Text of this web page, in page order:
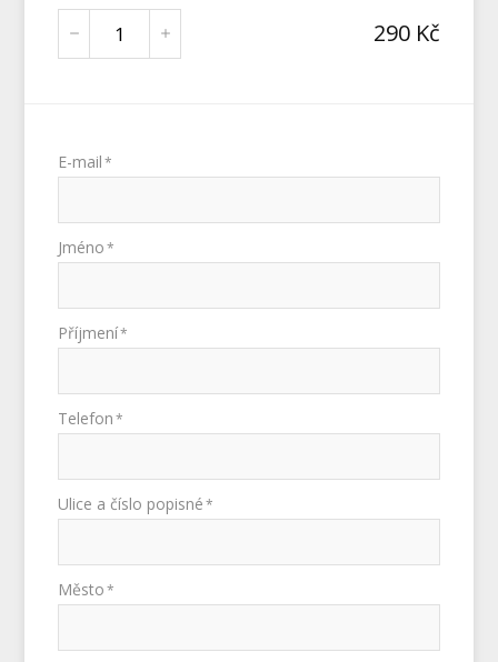
290Kč
E-mail *
Jméno *
Příjmení*
Telefon *
Ulice a číslo popisné *
Město *